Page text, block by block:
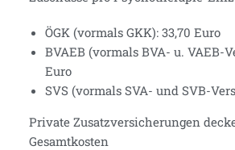
ÖGK (vormals GKK): 33,70 Euro
BVAEB (vormals BVA- u. VAEB-
Euro
SVS (vormals SVA- und SVB-
Private Zusatzversicherungen
Gesamtkosten